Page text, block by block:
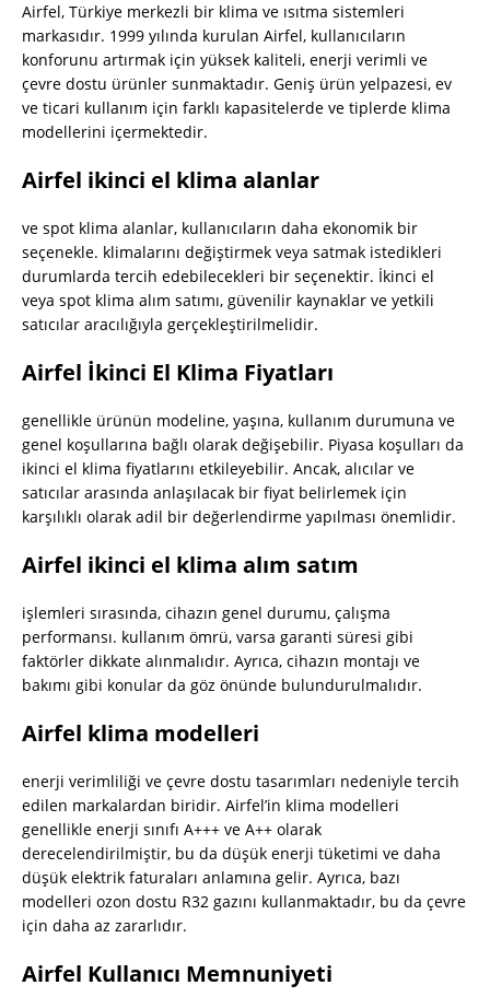
Airfel, Türkiye merkezli bir klima ve ısıtma sistemleri
markasıdır. 1999 yılında kurulan Airfel, kullanıcıların
konforunu artırmak için yüksek kaliteli, enerji verimli ve
çevre dostu ürünler sunmaktadır. Geniş ürün yelpazesi, ev
ve ticari kullanım için farklı kapasitelerde ve tiplerde klima
modellerini içermektedir.
Airfel ikinci el klima alanlar
ve spot klima alanlar, kullanıcıların daha ekonomik bir
seçenekle. klimalarını değiştirmek veya satmak istedikleri
durumlarda tercih edebilecekleri bir seçenektir. İkinci el
veya spot klima alım satımı, güvenilir kaynaklar ve yetkili
satıcılar aracılığıyla gerçekleştirilmelidir.
Airfel İkinci El Klima Fiyatları
genellikle ürünün modeline, yaşına, kullanım durumuna ve
genel koşullarına bağlı olarak değişebilir. Piyasa koşulları da
ikinci el klima fiyatlarını etkileyebilir. Ancak, alıcılar ve
satıcılar arasında anlaşılacak bir fiyat belirlemek için
karşılıklı olarak adil bir değerlendirme yapılması önemlidir.
Airfel ikinci el klima alım satım
işlemleri sırasında, cihazın genel durumu, çalışma
performansı. kullanım ömrü, varsa garanti süresi gibi
faktörler dikkate alınmalıdır. Ayrıca, cihazın montajı ve
bakımı gibi konular da göz önünde bulundurulmalıdır.
Airfel klima modelleri
enerji verimliliği ve çevre dostu tasarımları nedeniyle tercih
edilen markalardan biridir. Airfel’in klima modelleri
genellikle enerji sınıfı A+++ ve A++ olarak
derecelendirilmiştir, bu da düşük enerji tüketimi ve daha
düşük elektrik faturaları anlamına gelir. Ayrıca, bazı
modelleri ozon dostu R32 gazını kullanmaktadır, bu da çevre
için daha az zararlıdır.
Airfel Kullanıcı Memnuniyeti